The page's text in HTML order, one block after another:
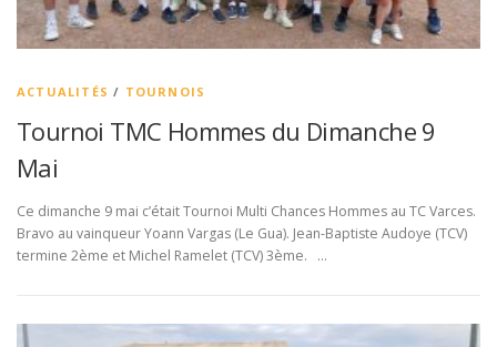
ACTUALITÉS / TOURNOIS
Tournoi TMC Hommes du Dimanche 9
Mai
Ce dimanche 9 mai c’était Tournoi Multi Chances Hommes au TC Varces.
Bravo au vainqueur Yoann Vargas (Le Gua). Jean-Baptiste Audoye (TCV)
termine 2ème et Michel Ramelet (TCV) 3ème. …